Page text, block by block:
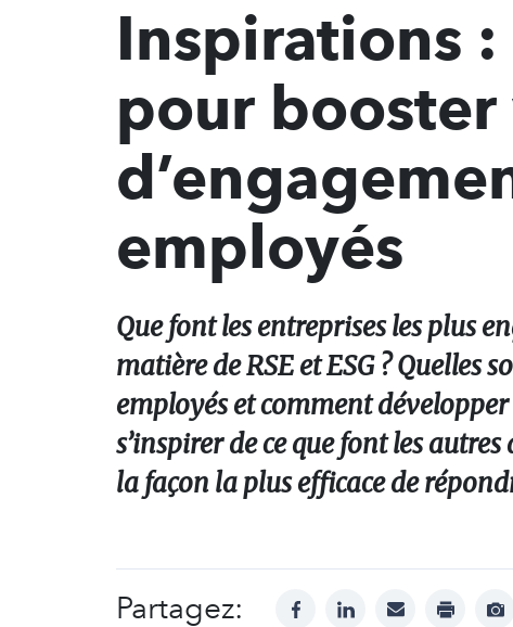
Inspirations :
pour
employés
Que font les entreprises les plus
matière de RSE et ESG ? Quelles
employés et comment
s’inspirer de ce que font les
la façon la plus efficace de
Partagez: facebooklinkedinmail print